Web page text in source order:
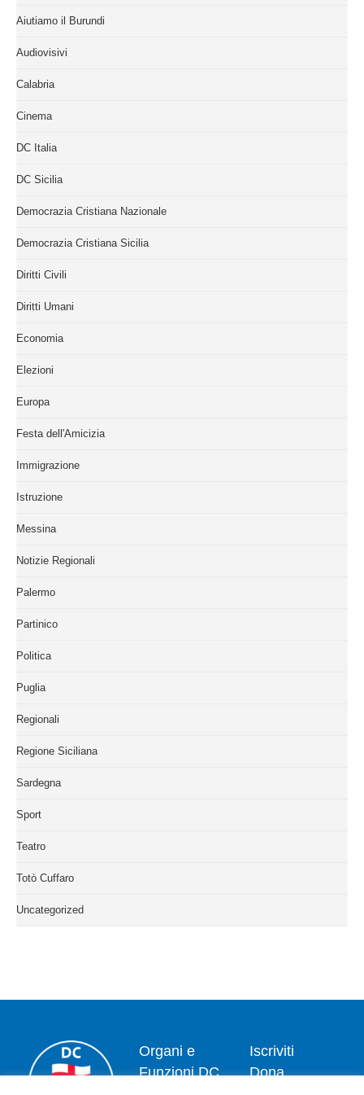
Aiutiamo il Burundi
Audiovisivi
Calabria
Cinema
DC Italia
DC Sicilia
Democrazia Cristiana Nazionale
Democrazia Cristiana Sicilia
Diritti Civili
Diritti Umani
Economia
Elezioni
Europa
Festa dell'Amicizia
Immigrazione
Istruzione
Messina
Notizie Regionali
Palermo
Partinico
Politica
Puglia
Regionali
Regione Siciliana
Sardegna
Sport
Teatro
Totò Cuffaro
Uncategorized
Organi e
Funzioni DC
Iscriviti
Dona